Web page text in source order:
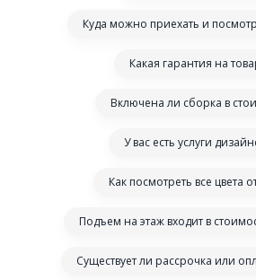
Куда можно приехать и
Какая гарантия на
Включена ли сборка в
У вас есть услуги
Как посмотреть все цвета
Подъем на этаж входит в
Существует ли рассрочка или